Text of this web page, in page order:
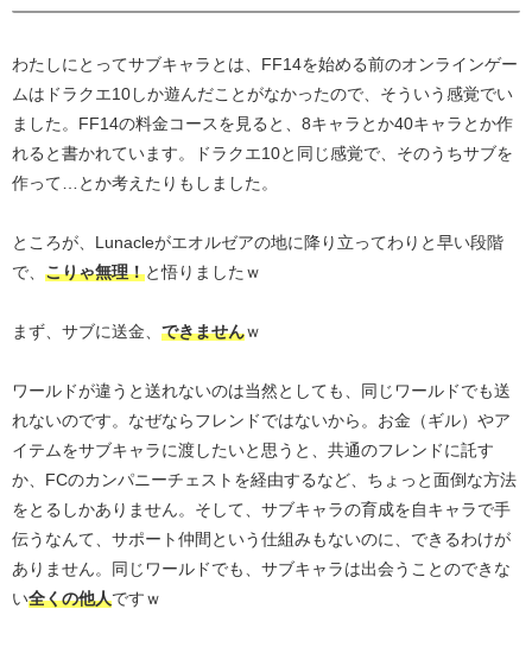
わたしにとってサブキャラとは、FF14を始める前のオンラインゲー
ムはドラクエ10しか遊んだことがなかったので、そういう感覚でい
ました。FF14の料金コースを見ると、8キャラとか40キャラとか作
れると書かれています。ドラクエ10と同じ感覚で、そのうちサブを
作って…とか考えたりもしました。
ところが、Lunacleがエオルゼアの地に降り立ってわりと早い段階
で、 こりゃ無理！と悟りましたｗ
まず、サブに送金、 できませんｗ
ワールドが違うと送れないのは当然としても、同じワールドでも送
れないのです。なぜならフレンドではないから。お金（ギル）やア
イテムをサブキャラに渡したいと思うと、共通のフレンドに託す
か、FCのカンパニーチェストを経由するなど、ちょっと面倒な方法
をとるしかありません。そして、サブキャラの育成を自キャラで手
伝うなんて、サポート仲間という仕組みもないのに、できるわけが
ありません。同じワールドでも、サブキャラは出会うことのできな
い全くの他人ですｗ